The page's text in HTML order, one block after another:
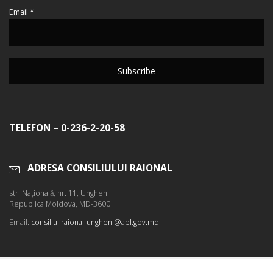
Email *
TELEFON – 0-236-2-20-58
ADRESA CONSILIULUI RAIONAL
str. Naţională, nr. 11, Ungheni
Republica Moldova, MD-3600
Email: consiliul.raional-ungheni@apl.gov.md